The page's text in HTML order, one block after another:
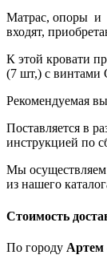
Матрас, опоры и
входят,
К этой кровати
(7 шт,) с винтами
Рекомендуемая
Поставляется в
инструкцией по
Мы осуществляем
из нашего
Стоимость
По городу Артем